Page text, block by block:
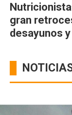
gran
desayunos